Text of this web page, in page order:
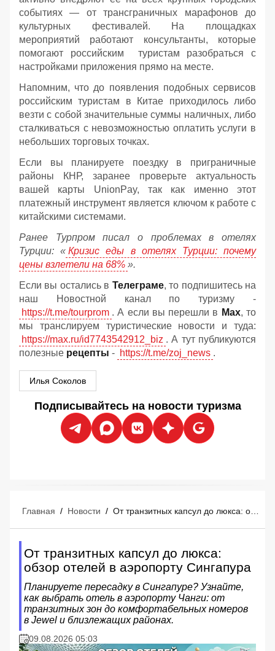
событиях — от трансграничных марафонов до
культурных фестивалей. На площадках
мероприятий работают консультанты, которые
помогают российским туристам разобраться с
настройками приложения прямо на месте.
Напомним, что до появления подобных сервисов
российским туристам в Китае приходилось либо
везти с собой значительные суммы наличных, либо
сталкиваться с невозможностью оплатить услуги в
небольших торговых точках.
Если вы планируете поездку в приграничные
районы КНР, заранее проверьте актуальность
вашей карты UnionPay, так как именно этот
платежный инструмент является ключом к работе с
китайскими системами.
Ранее Турпром писал о проблемах в отелях
Турции: « Кризис еды в отелях Турции: почему
цены взлетели на 68% ».
Если вы остались в Телеграме, то подпишитесь на
наш Новостной канал по туризму -
https://t.me/tourprom . А если вы перешли в Мах, то
мы транслируем туристические новости и туда:
https://max.ru/id7743542912_biz . А тут публикуются
полезные рецепты - https://t.me/zoj_news .
Илья Соколов
Подписывайтесь на новости туризма
Главная / Новости /
От транзитных капсул до люкса:
обзор отелей в аэропорту Сингапура
Планируете пересадку в Сингапуре? Узнайте,
как выбрать отель в аэропорту Чанги: от
транзитных зон до комфортабельных номеров
в Jewel и близлежащих районах.
09.08.2026 05:03